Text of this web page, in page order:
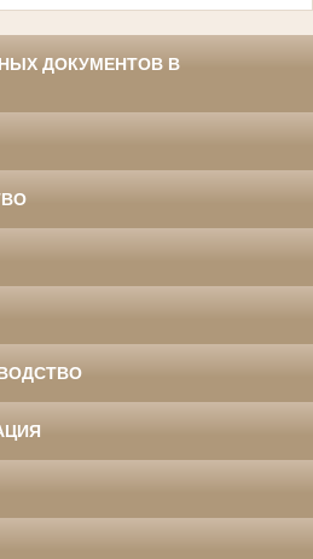
ДОКУМЕНТОВ В